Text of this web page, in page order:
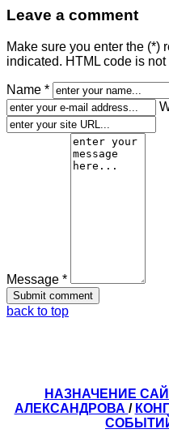
Leave a comment
Make sure you enter the (*)
indicated. HTML code is
Name *
Message *
back to top
НАЗНАЧЕНИЕ
АЛЕКСАНДРОВА /